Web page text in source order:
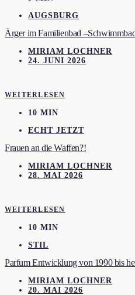
AUGSBURG
Ärger im Familienbad
MIRIAM LOCHNER
24. JUNI 2026
WEITERLESEN
10 MIN
ECHT JETZT
Frauen an die Waffen?!
MIRIAM LOCHNER
28. MAI 2026
WEITERLESEN
10 MIN
STIL
Parfum Entwicklung von 1990 bis
MIRIAM LOCHNER
20. MAI 2026